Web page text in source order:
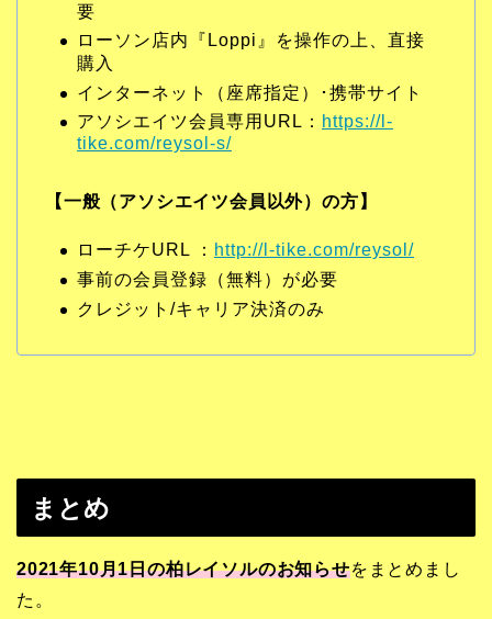
要
ローソン店内『Loppi』を操作の上、直接
購入
インターネット（座席指定）･携帯サイト
アソシエイツ会員専用URL： https://l-
tike.com/reysol-s/
【一般（アソシエイツ会員以外）の方】
ローチケURL ： http://l-tike.com/reysol/
事前の会員登録（無料）が必要
クレジット/キャリア決済のみ
まとめ
2021年10月1日の柏レイソルのお知らせをまとめまし
た。